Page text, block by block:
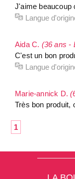
J'aime beaucoup
Langue
Aida C. (36 ans -
C'est un bon
Langue
Marie-annick D.
Très bon produit,
1